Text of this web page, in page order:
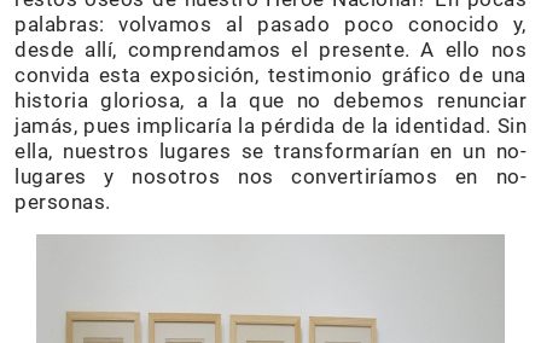
palabras: volvamos al pasado poco conocido y,
desde allí, comprendamos el presente. A ello nos
convida esta exposición, testimonio gráfico de una
historia gloriosa, a la que no debemos renunciar
jamás, pues implicaría la pérdida de la identidad. Sin
ella, nuestros lugares se transformarían en un no-
lugares y nosotros nos convertiríamos en no-
personas.